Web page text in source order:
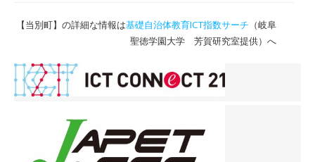
【当別町】の詳細な情報は基礎自治体教育ICT指数サーチ （岐阜
聖徳学園大学 芳賀研究室提供）へ